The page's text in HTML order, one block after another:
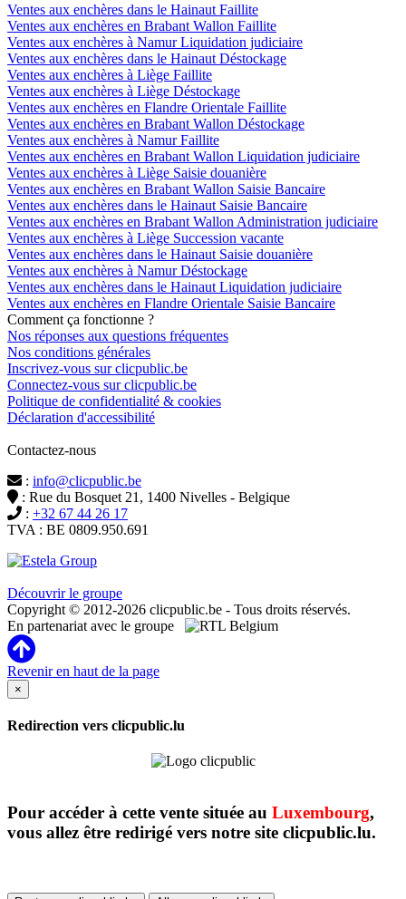
Ventes aux enchères dans le Hainaut Faillite
Ventes aux enchères en Brabant Wallon Faillite
Ventes aux enchères à Namur Liquidation judiciaire
Ventes aux enchères dans le Hainaut Déstockage
Ventes aux enchères à Liège Faillite
Ventes aux enchères à Liège Déstockage
Ventes aux enchères en Flandre Orientale Faillite
Ventes aux enchères en Brabant Wallon Déstockage
Ventes aux enchères à Namur Faillite
Ventes aux enchères en Brabant Wallon Liquidation judiciaire
Ventes aux enchères à Liège Saisie douanière
Ventes aux enchères en Brabant Wallon Saisie Bancaire
Ventes aux enchères dans le Hainaut Saisie Bancaire
Ventes aux enchères en Brabant Wallon Administration judiciaire
Ventes aux enchères à Liège Succession vacante
Ventes aux enchères dans le Hainaut Saisie douanière
Ventes aux enchères à Namur Déstockage
Ventes aux enchères dans le Hainaut Liquidation judiciaire
Ventes aux enchères en Flandre Orientale Saisie Bancaire
Comment ça fonctionne ?
Nos réponses aux questions fréquentes
Nos conditions générales
Inscrivez-vous sur clicpublic.be
Connectez-vous sur clicpublic.be
Politique de confidentialité & cookies
Déclaration d'accessibilité
Contactez-nous
: info@clicpublic.be
: Rue du Bosquet 21, 1400 Nivelles - Belgique
: +32 67 44 26 17
TVA : BE 0809.950.691
Découvrir le groupe
Copyright © 2012-2026 clicpublic.be - Tous droits réservés.
En partenariat avec le groupe
Revenir en haut de la page
×
Redirection vers clicpublic.lu
Pour accéder à cette vente située au Luxembourg,
vous allez être redirigé vers notre site clicpublic.lu.